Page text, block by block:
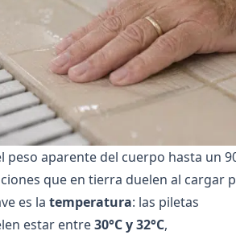
peso aparente del cuerpo hasta un
que en tierra duelen al cargar
es la temperatura: las piletas
estar entre30°C y 32°C,